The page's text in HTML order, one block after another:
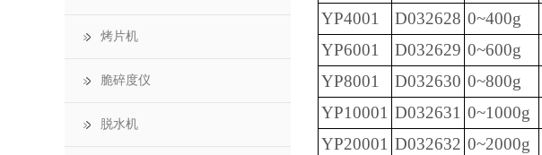
YP4001
D032628 0~400g
YP6001
D032629 0~600g
YP8001
D032630 0~800g
YP10001 D032631 0~1000g
YP20001 D032632 0~2000g
烤片机
脆碎度仪
脱水机